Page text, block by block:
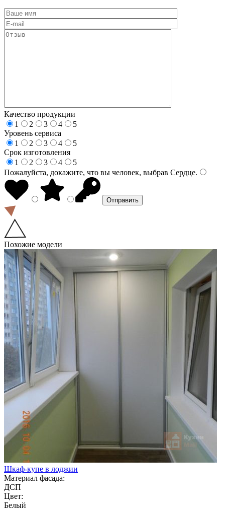
Качество продукции
1
2 3 4
5
Уровень сервиса
1
2 3 4
5
Срок изготовления
1
2 3 4
5
Пожалуйста, докажите, что вы человек, выбрав Сердце.
Похожие модели
Шкаф-купе в лоджии
Материал фасада:
ДСП
Цвет:
Белый